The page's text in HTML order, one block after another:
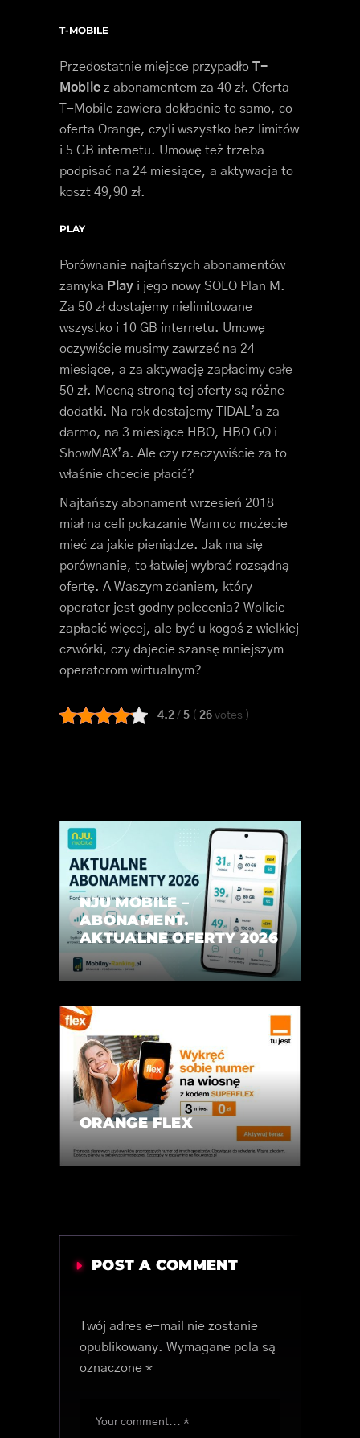
T-MOBILE
Przedostatnie miejsce przypadło T-
Mobile z abonamentem za 40 zł. Oferta
T-Mobile zawiera dokładnie to samo, co
oferta Orange, czyli wszystko bez limitów
i 5 GB internetu. Umowę też trzeba
podpisać na 24 miesiące, a aktywacja to
koszt 49,90 zł.
PLAY
Porównanie najtańszych abonamentów
zamyka Play i jego nowy SOLO Plan M.
Za 50 zł dostajemy nielimitowane
wszystko i 10 GB internetu. Umowę
oczywiście musimy zawrzeć na 24
miesiące, a za aktywację zapłacimy całe
50 zł. Mocną stroną tej oferty są różne
dodatki. Na rok dostajemy TIDAL’a za
darmo, na 3 miesiące HBO, HBO GO i
ShowMAX’a. Ale czy rzeczywiście za to
właśnie chcecie płacić?
Najtańszy abonament wrzesień 2018
miał na celi pokazanie Wam co możecie
mieć za jakie pieniądze. Jak ma się
porównanie, to łatwiej wybrać rozsądną
ofertę. A Waszym zdaniem, który
operator jest godny polecenia? Wolicie
zapłacić więcej, ale być u kogoś z wielkiej
czwórki, czy dajecie szansę mniejszym
operatorom wirtualnym?
4.2 / 5 ( 26 votes )
NJU MOBILE –
ABONAMENT.
AKTUALNE OFERTY 2026
ORANGE FLEX
POST A COMMENT
Twój adres e-mail nie zostanie
opublikowany. Wymagane pola są
oznaczone *